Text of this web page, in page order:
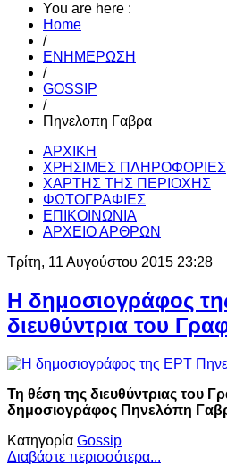
You are here :
Home
/
ΕΝΗΜΕΡΩΣΗ
/
GOSSIP
/
Πηνελοπη Γαβρα
ΑΡΧΙΚΗ
ΧΡΗΣΙΜΕΣ ΠΛΗΡΟΦΟΡΙΕΣ
ΧΑΡΤΗΣ ΤΗΣ ΠΕΡΙΟΧΗΣ
ΦΩΤΟΓΡΑΦΙΕΣ
ΕΠΙΚΟΙΝΩΝΙΑ
ΑΡΧΕΙΟ ΑΡΘΡΩΝ
Τρίτη, 11 Αυγούστου 2015 23:28
Η δημοσιογράφος
διευθύντρια του
Τη θέση της διευθύντριας του
δημοσιογράφος Πηνελόπη
Κατηγορία Gossip
Διαβάστε περισσότερα...